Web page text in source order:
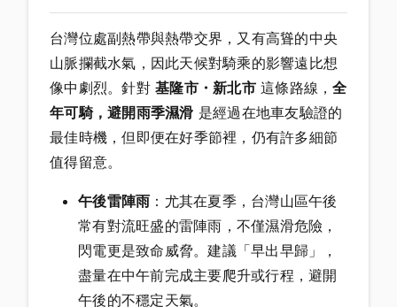
台灣位處副熱帶與熱帶交界，又有高聳的中央
山脈攔截水氣，因此天候對騎乘的影響遠比想
像中劇烈。針對 基隆市・新北市這條路線，全
年可騎，避開雨季濕滑 是經過在地車友驗證的
最佳時機，但即便在好季節裡，仍有許多細節
值得留意。
午後雷陣雨 ：尤其在夏季，台灣山區午後
常有對流旺盛的雷陣雨，不僅濕滑危險，
閃電更是致命威脅。建議「早出早歸」，
盡量在中午前完成主要爬升或行程，避開
午後的不穩定天氣。